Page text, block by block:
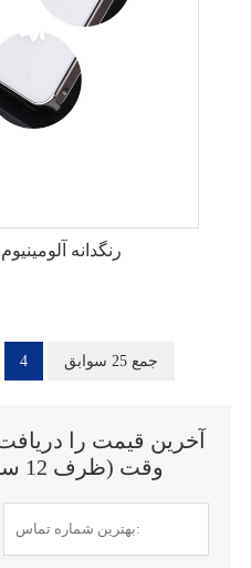
رنگدانه
4 جمع 25 سوابق
آخرین قیمت را
وقت (ظرف 12 ساعت) پاسخ خواهیم داد